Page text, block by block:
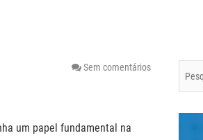
Sem comentários
um papel fundamental na